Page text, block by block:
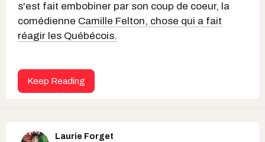
s'est fait embobiner par son coup de coeur, la
comédienne Camille Felton, chose qui a fait
réagir les Québécois.
Keep Reading
Laurie Forget